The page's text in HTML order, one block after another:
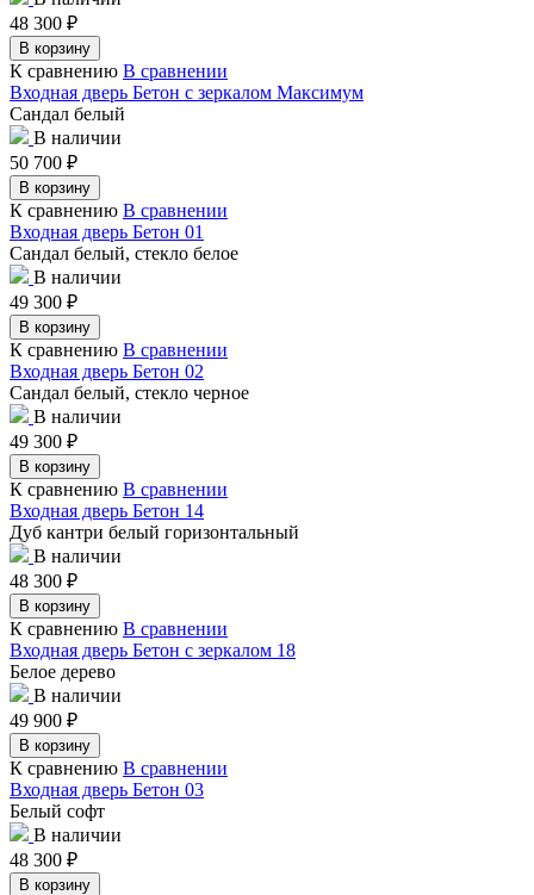
48 300 ₽
В корзину
К сравнению В сравнении
Входная дверь Бетон с зеркалом Максимум
Сандал белый
В наличии
50 700 ₽
В корзину
К сравнению В сравнении
Входная дверь Бетон 01
Сандал белый, стекло белое
В наличии
49 300 ₽
В корзину
К сравнению В сравнении
Входная дверь Бетон 02
Сандал белый, стекло черное
В наличии
49 300 ₽
В корзину
К сравнению В сравнении
Входная дверь Бетон 14
Дуб кантри белый горизонтальный
В наличии
48 300 ₽
В корзину
К сравнению В сравнении
Входная дверь Бетон с зеркалом 18
Белое дерево
В наличии
49 900 ₽
В корзину
К сравнению В сравнении
Входная дверь Бетон 03
Белый софт
В наличии
48 300 ₽
В корзину